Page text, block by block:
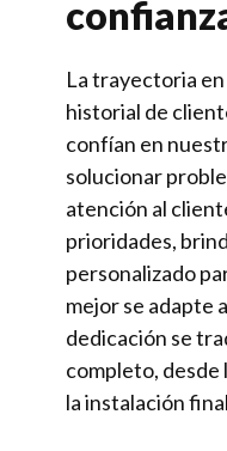
La trayectoria
historial de
confían en
solucionar
atención al
prioridades,
personalizado
mejor se adapte
dedicación se
completo, desde
la instalación